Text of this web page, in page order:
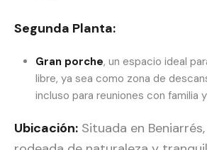
Segunda Planta:
Gran porche, un espacio ideal
libre, ya sea como zona de
incluso para reuniones con familia
Ubicación: Situada en